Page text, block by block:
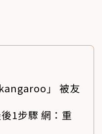
」 被友
1步驟 網：重